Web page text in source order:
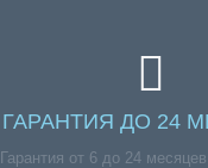
ГАРАНТИЯ ДО 24
Гарантия от 6 до 24